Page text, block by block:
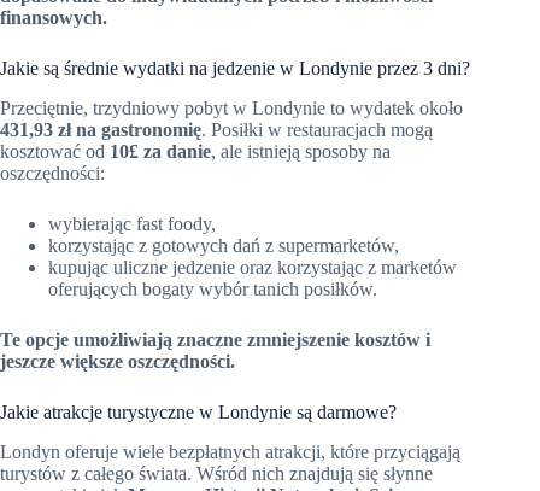
finansowych.
Jakie są średnie wydatki na jedzenie w Londynie przez 3 dni?
Przeciętnie, trzydniowy pobyt w Londynie to wydatek około
431,93 zł na gastronomię. Posiłki w restauracjach mogą
kosztować od 10£ za danie, ale istnieją sposoby na
oszczędności:
wybierając fast foody,
korzystając z gotowych dań z supermarketów,
kupując uliczne jedzenie oraz korzystając z marketów
oferujących bogaty wybór tanich posiłków.
Te opcje umożliwiają znaczne zmniejszenie kosztów i
jeszcze większe oszczędności.
Jakie atrakcje turystyczne w Londynie są darmowe?
Londyn oferuje wiele bezpłatnych atrakcji, które przyciągają
turystów z całego świata. Wśród nich znajdują się słynne